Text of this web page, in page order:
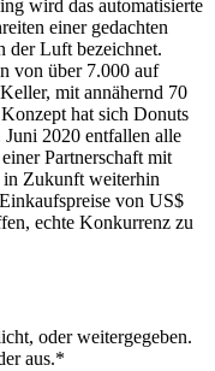
wird das automatisierte
einer gedachten
der Luft bezeichnet.
von über 7.000 auf
mit annähernd 70
hat sich Donuts
Juni 2020 entfallen alle
Partnerschaft mit
in Zukunft weiterhin
von US$
echte Konkurrenz zu
oder weitergegeben.
aus.*